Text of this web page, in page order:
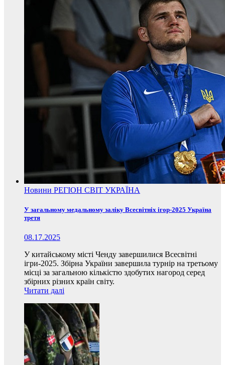
Новини РЕГІОН СВІТ УКРАЇНА
У загальному медальному заліку Всесвітніх ігор-2025 Україна
третя
08.17.2025
У китайському місті Ченду завершилися Всесвітні
ігри-2025. Збірна України завершила турнір на третьому
місці за загальною кількістю здобутих нагород серед
збірних різних країн світу.
Читати далі